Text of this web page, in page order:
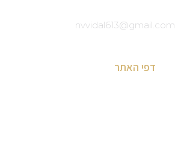
nvvidal613@gmail.com
דפי האתר